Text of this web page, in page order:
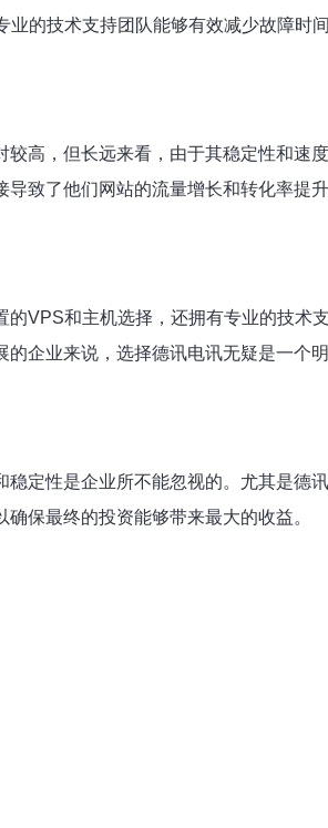
的技术支持团队能够有效减少故障时
高，但长远来看，由于其稳定性和速
致了他们网站的流量增长和转化率提
VPS和主机选择，还拥有专业的技术
企业来说，选择德讯电讯无疑是一个
定性是企业所不能忽视的。尤其是德
保最终的投资能够带来最大的收益。